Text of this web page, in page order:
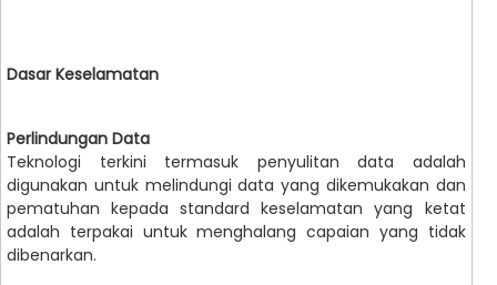
Dasar Keselamatan
Perlindungan Data
Teknologi terkini termasuk penyulitan data adalah
digunakan untuk melindungi data yang dikemukakan dan
pematuhan kepada standard keselamatan yang ketat
adalah terpakai untuk menghalang capaian yang tidak
dibenarkan.